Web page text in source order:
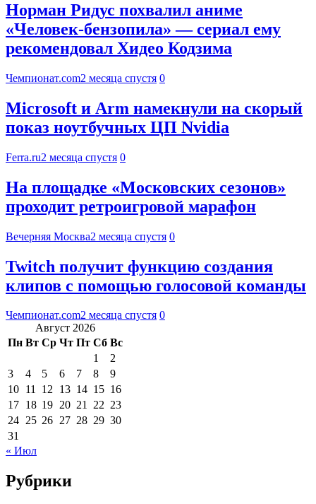
Норман Ридус похвалил аниме
«Человек-бензопила» — сериал ему
рекомендовал Хидео Кодзима
Чемпионат.com2 месяца спустя 0
Microsoft и Arm намекнули на скорый
показ ноутбучных ЦП Nvidia
Ferra.ru2 месяца спустя 0
На площадке «Московских сезонов»
проходит ретроигровой марафон
Вечерняя Москва2 месяца спустя 0
Twitch получит функцию создания
клипов с помощью голосовой команды
Чемпионат.com2 месяца спустя 0
Август 2026
Пн Вт Ср Чт Пт Сб Вс
1
2
3
4 5 6 7 8
9
10 11 12 13 14 15 16
17 18 19 20 21 22 23
24 25 26 27 28 29 30
31
« Июл
Рубрики